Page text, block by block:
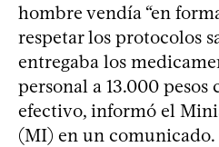
hombre vendía “en
respetar los protocolos
entregaba los
personal a 13.000 pesos
efectivo, informó el
(MI) en un comunicado.